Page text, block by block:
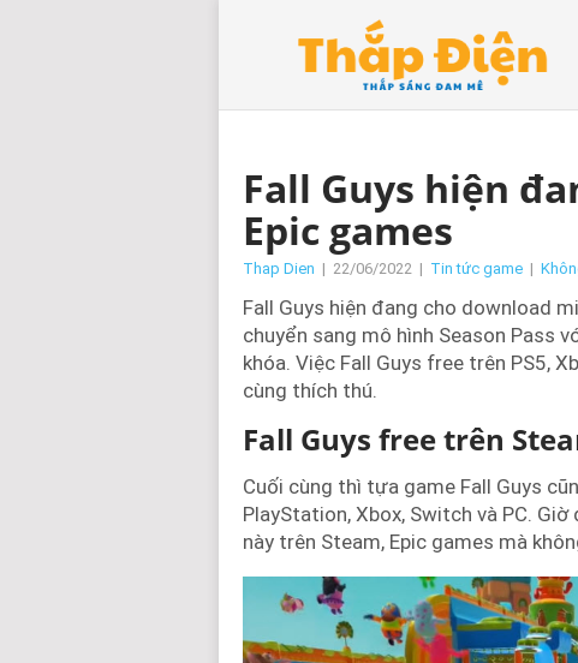
Fall Guys hiện
Epic games
Thap Dien | 22/06/2022 | Tin tức game |
Fall Guys hiện đang cho download
chuyển sang mô hình Season Pass
khóa. Việc Fall Guys free trên PS5,
cùng thích thú.
Fall Guys free trên
Cuối cùng thì tựa game Fall Guys
PlayStation, Xbox, Switch và PC.
này trên Steam, Epic games mà